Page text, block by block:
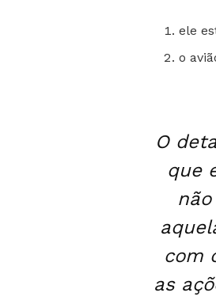
ele
o
O
que
com
as